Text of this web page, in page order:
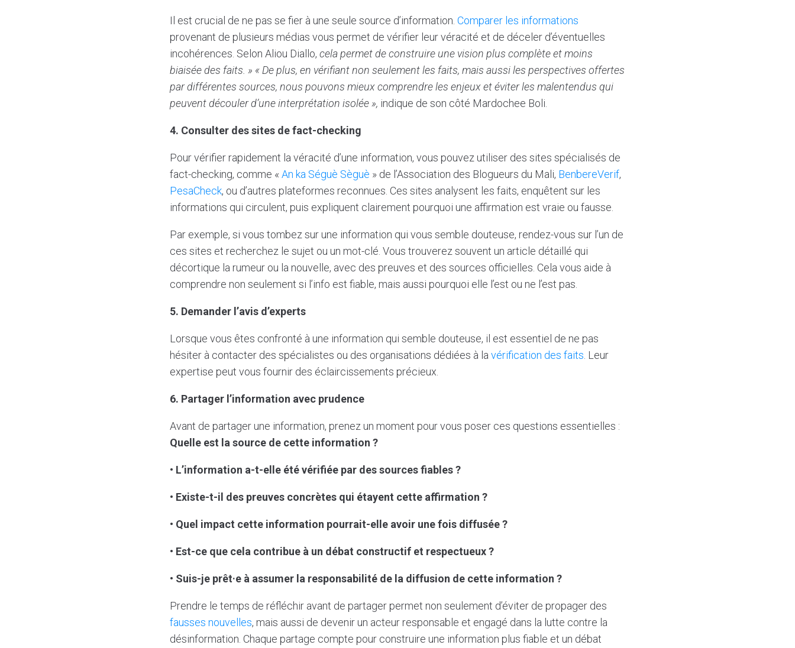
Il est crucial de ne pas se fier à une seule source d’information. Comparer les informations
provenant de plusieurs médias vous permet de vérifier leur véracité et de déceler d’éventuelles
incohérences. Selon Aliou Diallo, cela permet de construire une vision plus complète et moins
biaisée des faits. » « De plus, en vérifiant non seulement les faits, mais aussi les perspectives offertes
par différentes sources, nous pouvons mieux comprendre les enjeux et éviter les malentendus qui
peuvent découler d’une interprétation isolée », indique de son côté Mardochee Boli.
4. Consulter des sites de fact-checking
Pour vérifier rapidement la véracité d’une information, vous pouvez utiliser des sites spécialisés de
fact-checking, comme « An ka Séguè Sèguè » de l’Association des Blogueurs du Mali, BenbereVerif,
PesaCheck, ou d’autres plateformes reconnues. Ces sites analysent les faits, enquêtent sur les
informations qui circulent, puis expliquent clairement pourquoi une affirmation est vraie ou fausse.
Par exemple, si vous tombez sur une information qui vous semble douteuse, rendez-vous sur l’un de
ces sites et recherchez le sujet ou un mot-clé. Vous trouverez souvent un article détaillé qui
décortique la rumeur ou la nouvelle, avec des preuves et des sources officielles. Cela vous aide à
comprendre non seulement si l’info est fiable, mais aussi pourquoi elle l’est ou ne l’est pas.
5. Demander l’avis d’experts
Lorsque vous êtes confronté à une information qui semble douteuse, il est essentiel de ne pas
hésiter à contacter des spécialistes ou des organisations dédiées à la vérification des faits . Leur
expertise peut vous fournir des éclaircissements précieux.
6. Partager l’information avec prudence
Avant de partager une information, prenez un moment pour vous poser ces questions essentielles :
Quelle est la source de cette information ?
• L’information a-t-elle été vérifiée par des sources fiables ?
• Existe-t-il des preuves concrètes qui étayent cette affirmation ?
• Quel impact cette information pourrait-elle avoir une fois diffusée ?
• Est-ce que cela contribue à un débat constructif et respectueux ?
• Suis-je prêt·e à assumer la responsabilité de la diffusion de cette information ?
Prendre le temps de réfléchir avant de partager permet non seulement d’éviter de propager des
fausses nouvelles, mais aussi de devenir un acteur responsable et engagé dans la lutte contre la
désinformation. Chaque partage compte pour construire une information plus fiable et un débat